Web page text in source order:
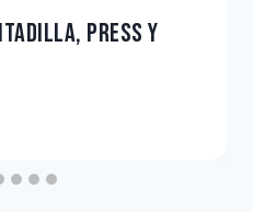
PRESS Y